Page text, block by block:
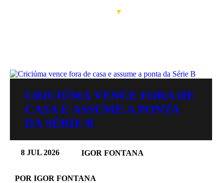
CRICIÚMA VENCE FORA DE
CASA E ASSUME A PONTA
DA SÉRIE B
8 JUL 2026 IGOR FONTANA
POR IGOR FONTANA